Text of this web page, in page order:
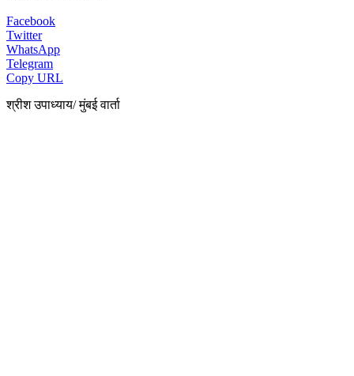
Facebook
Twitter
WhatsApp
Telegram
Copy URL
श्रीश उपाध्याय/ मुंबई वार्ता